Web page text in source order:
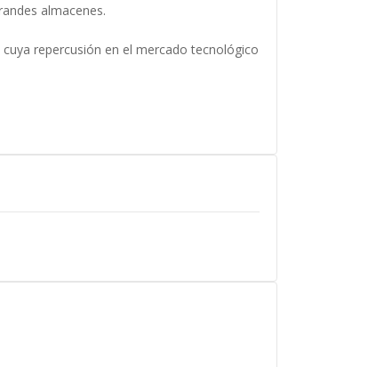
almacenes.
repercusión en el mercado tecnológico